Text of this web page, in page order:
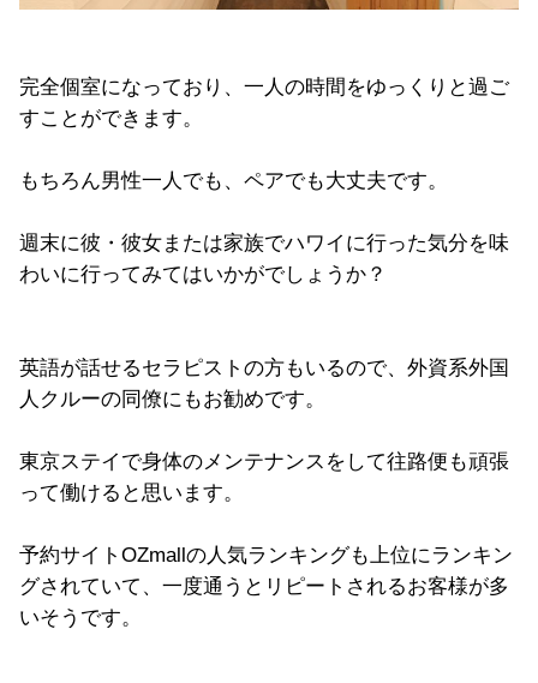
完全個室になっており、一人の時間をゆっくりと過ご
すことができます。
もちろん男性一人でも、ペアでも大丈夫です。
週末に彼・彼女または家族でハワイに行った気分を味
わいに行ってみてはいかがでしょうか？
英語が話せるセラピストの方もいるので、外資系外国
人クルーの同僚にもお勧めです。
東京ステイで身体のメンテナンスをして往路便も頑張
って働けると思います。
予約サイトOZmallの人気ランキングも上位にランキン
グされていて、一度通うとリピートされるお客様が多
いそうです。